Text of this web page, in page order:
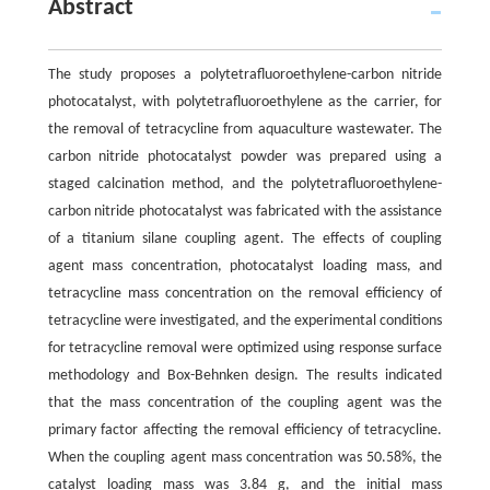
Abstract
The study proposes a polytetrafluoroethylene-carbon nitride
photocatalyst, with polytetrafluoroethylene as the carrier, for
the removal of tetracycline from aquaculture wastewater. The
carbon nitride photocatalyst powder was prepared using a
staged calcination method, and the polytetrafluoroethylene-
carbon nitride photocatalyst was fabricated with the assistance
of a titanium silane coupling agent. The effects of coupling
agent mass concentration, photocatalyst loading mass, and
tetracycline mass concentration on the removal efficiency of
tetracycline were investigated, and the experimental conditions
for tetracycline removal were optimized using response surface
methodology and Box-Behnken design. The results indicated
that the mass concentration of the coupling agent was the
primary factor affecting the removal efficiency of tetracycline.
When the coupling agent mass concentration was 50.58%, the
catalyst loading mass was 3.84 g, and the initial mass